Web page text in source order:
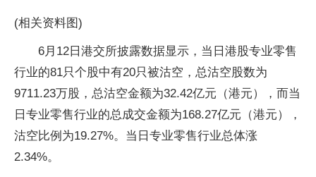
(相关资料图)
6月12日港交所披露数据显示，当日港股专业零售
行业的81只个股中有20只被沽空，总沽空股数为
9711.23万股，总沽空金额为32.42亿元（港元），而当
日专业零售行业的总成交金额为168.27亿元（港元），
沽空比例为19.27%。当日专业零售行业总体涨
2.34%。